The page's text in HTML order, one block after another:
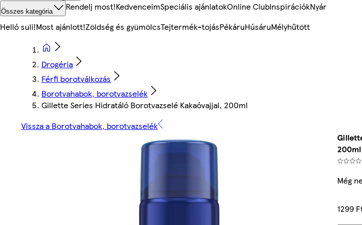
Összes kategória Rendelj most!KedvenceimSpeciális ajánlatokOnline ClubInspirációkNyár
Helló suli!Most ajánlott!Zöldség és gyümölcsTejtermék-tojásPékáruHúsáruMélyhűtött
Drogéria
Férfi borotválkozás
Borotvahabok, borotvazselék
Gillette Series Hidratáló Borotvazselé Kakaóvajjal, 200ml
Vissza a Borotvahabok, borotvazselék
200ml
Még
1299